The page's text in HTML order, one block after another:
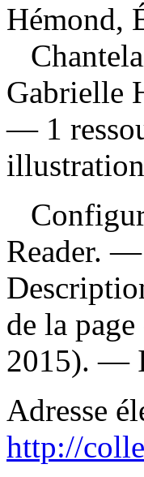
Hémond,
Gabrielle
— 1
Reader.
de la
2015). —
Adresse
http://